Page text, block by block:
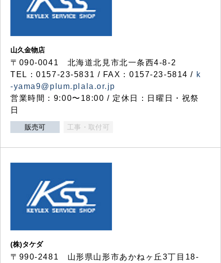
山久金物店
〒090-0041 北海道北見市北一条西4-8-2
TEL：0157-23-5831 / FAX：0157-23-5814 / k
-yama9@plum.plala.or.jp
営業時間：9:00〜18:00 / 定休日：日曜日・祝祭
日
販売可 工事・取付可
(株)タケダ
〒990-2481 山形県山形市あかねヶ丘3丁目18-